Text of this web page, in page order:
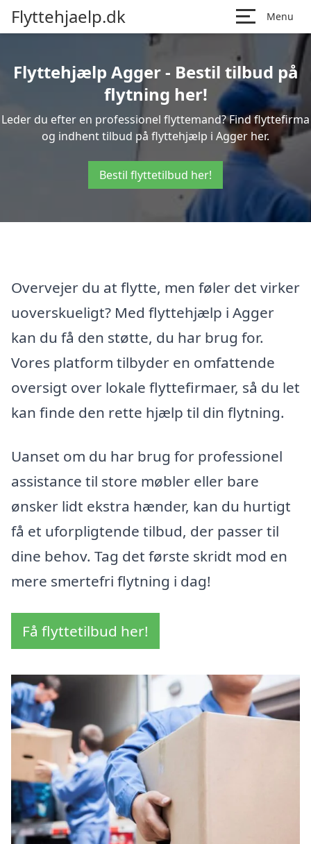
Flyttehjaelp.dk Menu
Flyttehjælp Agger - Bestil tilbud på
flytning her!
Leder du efter en professionel flyttemand? Find flyttefirma
og indhent tilbud på flyttehjælp i Agger her.
Bestil flyttetilbud her!
Overvejer du at flytte, men føler det virker
uoverskueligt? Med flyttehjælp i Agger
kan du få den støtte, du har brug for.
Vores platform tilbyder en omfattende
oversigt over lokale flyttefirmaer, så du let
kan finde den rette hjælp til din flytning.
Uanset om du har brug for professionel
assistance til store møbler eller bare
ønsker lidt ekstra hænder, kan du hurtigt
få et uforpligtende tilbud, der passer til
dine behov. Tag det første skridt mod en
mere smertefri flytning i dag!
Få flyttetilbud her!